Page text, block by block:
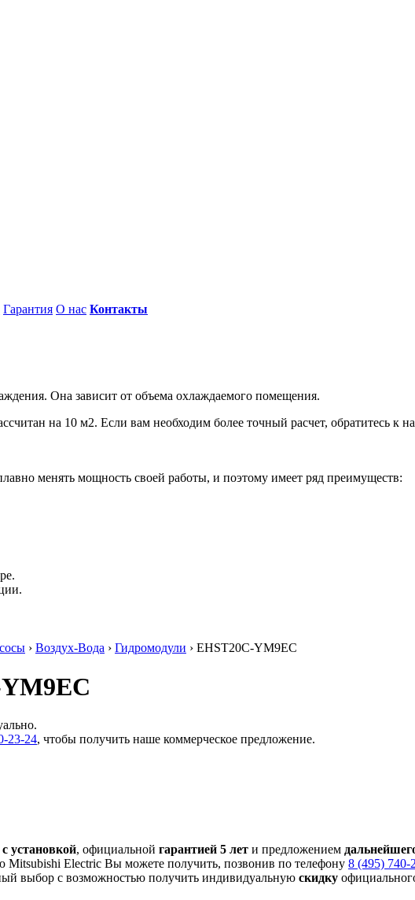
Гарантия О нас Контакты
Она зависит от объема охлаждаемого помещения.
на 10 м2. Если вам необходим более точный расчет, обратитесь к
менять мощность своей работы, и поэтому имеет ряд преимуществ:
› Воздух-Вода › Гидромодули › EHST20C-YM9EC
23-24, чтобы получить наше коммерческое предложение.
с установкой, официальной гарантией 5 лет и предложением
Electric Вы можете получить, позвонив по телефону 8 (495) 740-
выбор с возможностью получить индивидуальную скидку